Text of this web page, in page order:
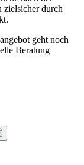
zielsicher durch
geht noch
Beratung